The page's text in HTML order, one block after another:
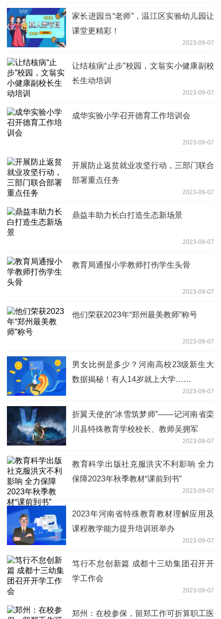
家长进园当“老师”，温江区实验幼儿园让
课堂更精彩！
2023-09-07
让结核病“止步”校园，文翁实小健康副校
长生动培训
2023-09-07
成华实验小学召开德育工作培训会
2023-09-07
开展防止返贫就业攻坚行动，三部门联合
部署重点任务
2023-09-07
鼎益丰助力长白打造生态新场景
2023-09-07
教育局通报小学教师打伤学生头骨
2023-09-07
他们荣获2023年“郑州最美教师”称号
2023-09-07
男女比例是多少？河南高校23级新生大
数据揭秘！有人14岁就上大学……
2023-09-07
折翼天使的“冰雪筑梦师”——记河南省栾
川县特殊教育学校校长、教师吴拥军
2023-09-07
教育科学出版社克服洪灾不利影响 全力
保障2023年秋季教材“课前到书”
2023-09-07
​2023年河南省特殊教育教材理解应用及
课程教学能力提升培训班举办
2023-09-07
笃行不怠创新篇 成都十三幼集团召开开
学工作会
2023-09-07
郑州：在校参保，留郑工作可折算职工医